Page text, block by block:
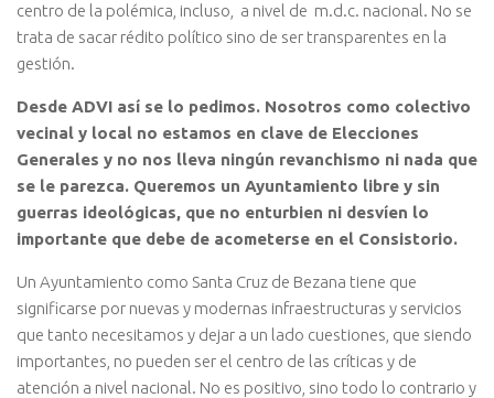
centro de la polémica, incluso, a nivel de m.d.c. nacional. No se
trata de sacar rédito político sino de ser transparentes en la
gestión.
Desde ADVI así se lo pedimos. Nosotros como colectivo
vecinal y local no estamos en clave de Elecciones
Generales y no nos lleva ningún revanchismo ni nada que
se le parezca. Queremos un Ayuntamiento libre y sin
guerras ideológicas, que no enturbien ni desvíen lo
importante que debe de acometerse en el Consistorio.
Un Ayuntamiento como Santa Cruz de Bezana tiene que
significarse por nuevas y modernas infraestructuras y servicios
que tanto necesitamos y dejar a un lado cuestiones, que siendo
importantes, no pueden ser el centro de las críticas y de
atención a nivel nacional. No es positivo, sino todo lo contrario y